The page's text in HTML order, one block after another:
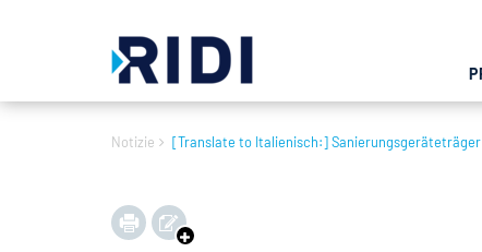
Notizie [Translate to Italienisch:] Sanierungsgeräteträger